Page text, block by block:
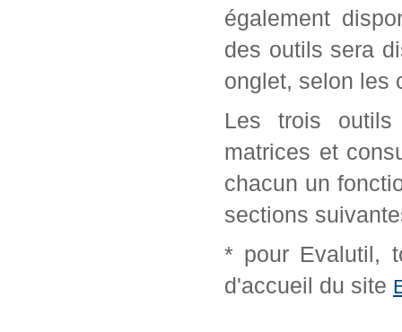
également
des outils sera
onglet, selon les
Les trois outils
matrices et
chacun un
sections
* pour Evalutil,
d'accueil du site